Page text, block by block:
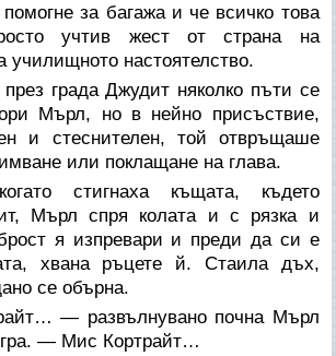
за багажа и че всичко това
учтив жест от страна на
училищното настоятелство.
града Джудит няколко пъти се
Мърл, но в нейно присъствие,
и стеснителен, той отвръщаше
или поклащане на глава.
стигнаха къщата, където
Мърл спря колата и с рязка и
я изпревари и преди да си е
хвана ръцете й. Стаила дъх,
се обърна.
— развълнувано почна Мърл
— Мис Кортрайт…